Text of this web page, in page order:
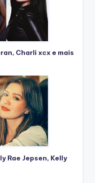
Charli xcx e mais
Rae Jepsen, Kelly